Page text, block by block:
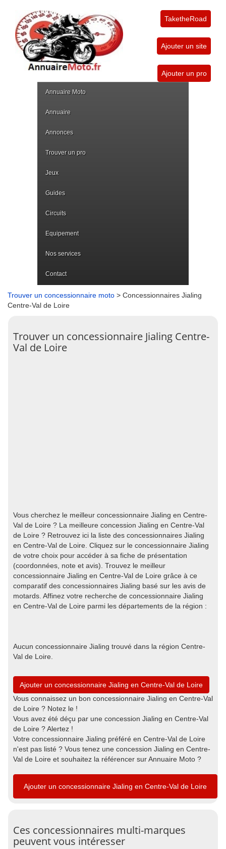
TaketheRoad
Ajouter un site
Ajouter un pro
Annuaire Moto
Annuaire
Annonces
Trouver un pro
Jeux
Guides
Circuits
Equipement
Nos services
Contact
Trouver un concessionnaire moto > Concessionnaires Jialing
Centre-Val de Loire
Trouver un concessionnaire Jialing Centre-
Val de Loire
Vous cherchez le meilleur concessionnaire Jialing en Centre-
Val de Loire ? La meilleure concession Jialing en Centre-Val
de Loire ? Retrouvez ici la liste des concessionnaires Jialing
en Centre-Val de Loire. Cliquez sur le concessionnaire Jialing
de votre choix pour accéder à sa fiche de présentation
(coordonnées, note et avis). Trouvez le meilleur
concessionnaire Jialing en Centre-Val de Loire grâce à ce
comparatif des concessionnaires Jialing basé sur les avis de
motards. Affinez votre recherche de concessionnaire Jialing
en Centre-Val de Loire parmi les départements de la région :
Aucun concessionnaire Jialing trouvé dans la région Centre-
Val de Loire.
Ajouter un concessionnaire Jialing en Centre-Val de Loire
Vous connaissez un bon concessionnaire Jialing en Centre-Val
de Loire ? Notez le !
Vous avez été déçu par une concession Jialing en Centre-Val
de Loire ? Alertez !
Votre concessionnaire Jialing préféré en Centre-Val de Loire
n'est pas listé ? Vous tenez une concession Jialing en Centre-
Val de Loire et souhaitez la référencer sur Annuaire Moto ?
Ajouter un concessionnaire Jialing en Centre-Val de Loire
Ces concessionnaires multi-marques
peuvent vous intéresser